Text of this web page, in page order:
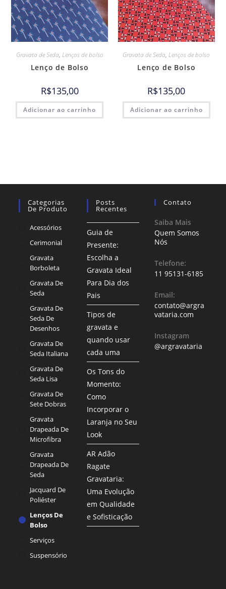
Gravata de Seda, Lenços de bolso
Lenço de Bolso
R$135,00
Adicionar ao carrinho
Gravata de Seda,Lenços de bolso
Lenço de Bolso
R$135,00
Adicionar ao carrinho
Categorias
De Produto
Acessórios
Cerimonial
Gravata
Borboleta
Gravata De
Seda
Gravata De
Seda De
Desenhos
Gravata De
Seda Italiana
Gravata De
Seda Lisa
Gravata De
Sete Dobras
Gravata
Drapeada De
Microfibra
Gravata
Drapeada De
Seda
Jacquard De
Poliéster
Lenços De
Bolso
Serviços
Suspensório
Posts
Recentes
Guia de
Presente:
Escolha a
Gravata Ideal
Para Dia dos
Pais
Tipos de
gravata e
quando usar
cada uma
Os Tons do
Momento:
Como
Incorporar o
Laranja no Seu
Look
AR Adão
Ragate
Gravataria:
Uma Evolução
em Qualidade
e Sofisticação
Contato
Saiba Mais
Quem Somos
Nós
Telefone:
11 95131-6185
Email:
contato@argra
vataria.com
Instagram
@argravataria